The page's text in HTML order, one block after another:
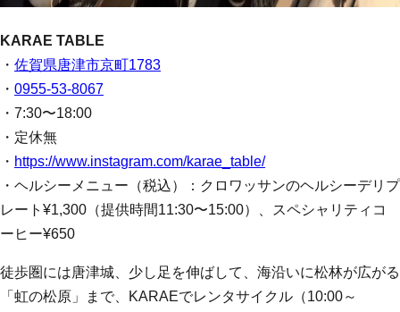
KARAE TABLE
・ 佐賀県唐津市京町1783
・ 0955-53-8067
・7:30〜18:00
・定休無
・ https://www.instagram.com/karae_table/
・ヘルシーメニュー（税込）：クロワッサンのヘルシーデリプ
レート¥1,300（提供時間11:30〜15:00）、スペシャリティコ
ーヒー¥650
徒歩圏には唐津城、少し足を伸ばして、海沿いに松林が広がる
「虹の松原」まで、KARAEでレンタサイクル（10:00～